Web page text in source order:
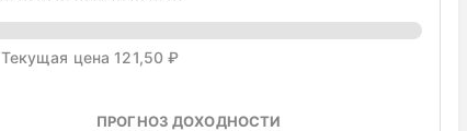
Текущая цена 121,50 ₽
ПРОГНОЗ ДОХОДНОСТИ